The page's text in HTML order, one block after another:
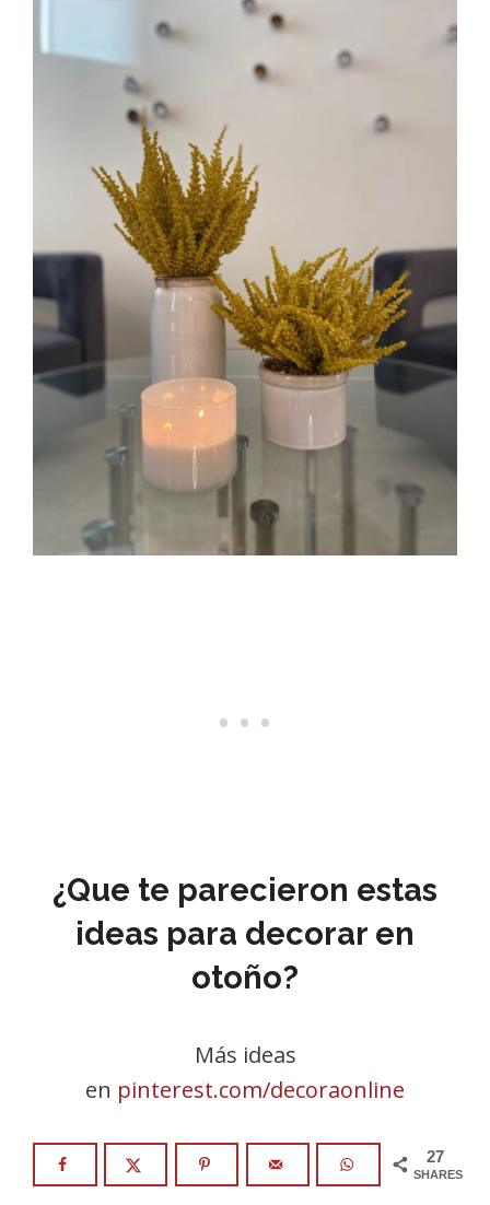
¿Que te parecieron estas
ideas para decorar en
otoño?
Más ideas
en pinterest.com/decoraonline
27
SHARES